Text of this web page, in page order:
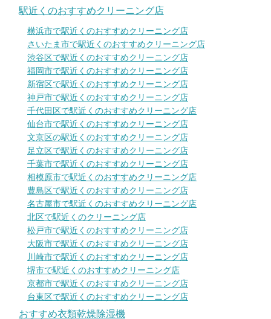
駅近くのおすすめクリーニング店
横浜市で駅近くのおすすめクリーニング店
さいたま市で駅近くのおすすめクリーニング店
渋谷区で駅近くのおすすめクリーニング店
福岡市で駅近くのおすすめクリーニング店
新宿区で駅近くのおすすめクリーニング店
神戸市で駅近くのおすすめクリーニング店
千代田区で駅近くのおすすめクリーニング店
仙台市で駅近くのおすすめクリーニング店
文京区の駅近くのおすすめクリーニング店
足立区で駅近くのおすすめクリーニング店
千葉市で駅近くのおすすめクリーニング店
相模原市で駅近くのおすすめクリーニング店
豊島区で駅近くのおすすめクリーニング店
名古屋市で駅近くのおすすめクリーニング店
北区で駅近くのクリーニング店
松戸市で駅近くのおすすめクリーニング店
大阪市で駅近くのおすすめクリーニング店
川崎市で駅近くのおすすめクリーニング店
堺市で駅近くのおすすめクリーニング店
京都市で駅近くのおすすめクリーニング店
台東区で駅近くのおすすめクリーニング店
おすすめ衣類乾燥除湿機